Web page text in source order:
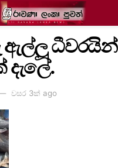
ධීවරයින්
වසර 3ක් ago